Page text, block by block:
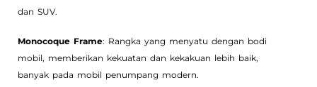
dan SUV.
Monocoque Frame: Rangka yang menyatu dengan bodi
mobil, memberikan kekuatan dan kekakuan lebih baik,
banyak pada mobil penumpang modern.